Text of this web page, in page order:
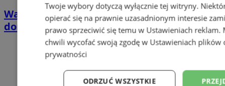
Wakacyjny wypoczynek nad Bałtykiem w
domkach Szmaragdowe Morze
Twoje wybory dotyczą wyłącznie tej witryny.
opierać się na prawnie uzasadnionym interesie
prawo sprzeciwić się temu w Ustawieniach reklam.
chwili wycofać swoją zgodę w Ustawieniach plików
prywatności
ODRZUĆ WSZYSTKIE